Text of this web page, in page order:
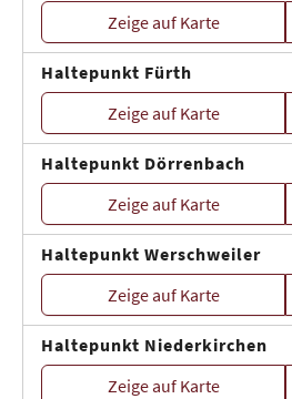
Zeige auf Karte
Haltepunkt Fürth
Zeige auf Karte
Haltepunkt Dörrenbach
Zeige auf Karte
Haltepunkt Werschweiler
Zeige auf Karte
Haltepunkt Niederkirchen
Zeige auf Karte